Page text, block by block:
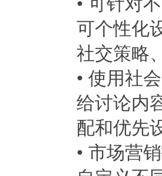
可个性化
社交策略
• 使用社
给讨论内
配和优先
• 市场营